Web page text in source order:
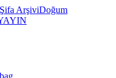
Şifa ArşiviDoğum